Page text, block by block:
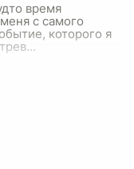
время
с самого
которого я
...